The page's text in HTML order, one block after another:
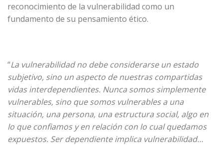
reconocimiento de la vulnerabilidad como un
fundamento de su pensamiento ético.
“La vulnerabilidad no debe considerarse un estado
subjetivo, sino un aspecto de nuestras compartidas
vidas interdependientes. Nunca somos simplemente
vulnerables, sino que somos vulnerables a una
situación, una persona, una estructura social, algo en
lo que confiamos y en relación con lo cual quedamos
expuestos. Ser dependiente implica vulnerabilidad…